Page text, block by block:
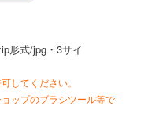
形式/jpg・3サイ
してください。
ップのブラシツール等で